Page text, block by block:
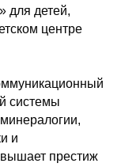
для детей,
центре
системы
и
престиж